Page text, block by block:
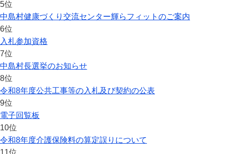
5位
中島村健康づくり交流センター輝らフィットのご案内
6位
入札参加資格
7位
中島村長選挙のお知らせ
8位
令和8年度公共工事等の入札及び契約の公表
9位
電子回覧板
10位
令和8年度介護保険料の算定誤りについて
11位